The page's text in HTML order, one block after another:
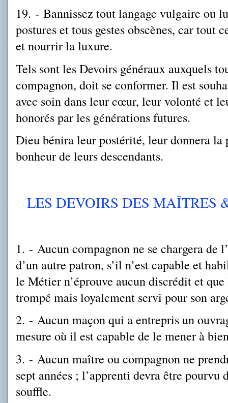
19. - Bannissez tout langage vulgaire ou
postures et tous gestes obscènes, car tout
et nourrir la luxure.
Tels sont les Devoirs généraux auxquels
compagnon, doit se conformer. Il est
avec soin dans leur cœur, leur volonté et
honorés par les générations futures.
Dieu bénira leur postérité, leur donnera la
bonheur de leurs descendants.
LES DEVOIRS DES MAÎTRES
1. - Aucun compagnon ne se chargera de
d’un autre patron, s’il n’est capable et
le Métier n’éprouve aucun discrédit et
trompé mais loyalement servi pour son
2. - Aucun maçon qui a entrepris un
mesure où il est capable de le mener à
3. - Aucun maître ou compagnon ne
sept années ; l’apprenti devra être pourvu
souffle.